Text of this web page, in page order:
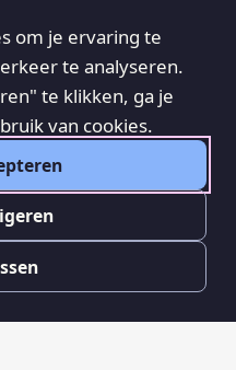
om je ervaring te
te analyseren.
te klikken, ga je
van cookies.